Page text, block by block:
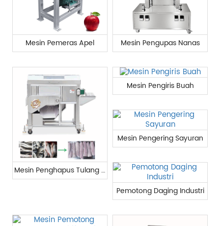
Mesin Pemeras Apel Mesin Pengupas Nanas
Mesin Penghapus Tulang Ikan
Mesin Pengiris Buah
Mesin Pengering Sayuran
Pemotong Daging Industri